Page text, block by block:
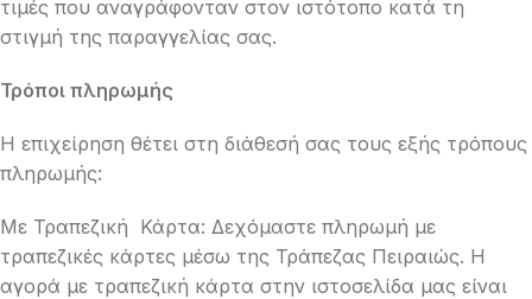
τιμές που αναγράφονταν στον ιστότοπο κατά τη
στιγμή της παραγγελίας σας.
Τρόποι πληρωμής
H επιχείρηση θέτει στη διάθεσή σας τους εξής τρόπους
πληρωμής:
Με Τραπεζική Κάρτα: Δεχόμαστε πληρωμή με
τραπεζικές κάρτες μέσω της Τράπεζας Πειραιώς. Η
αγορά με τραπεζική κάρτα στην ιστοσελίδα μας είναι